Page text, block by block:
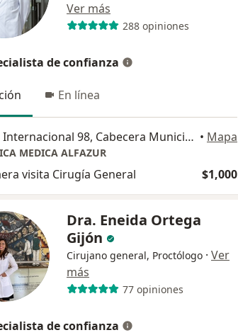
Ver más
288 opiniones
de confianza
En línea
Carr. Internacional 98, Cabecera Municipal San Sebastian Tutla, Oaxaca de Juárez • Mapa
MEDICA ALFAZUR
visita Cirugía General $1,000
Dra. Eneida Ortega
Gijón
Cirujano general, Proctólogo · Ver
más
77 opiniones
de confianza